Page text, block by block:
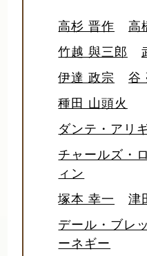
高杉 晋作
高
竹越 與三郎
伊達 政宗
谷
種田 山頭火
ダンテ・アリ
チャールズ・
ィン
塚本 幸一
津
デール・ブレ
ーネギー